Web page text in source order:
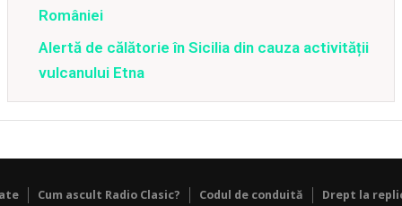
României
Alertă de călătorie în Sicilia din cauza activității
vulcanului Etna
Cum ascult Radio Clasic? Codul de conduită Drept la